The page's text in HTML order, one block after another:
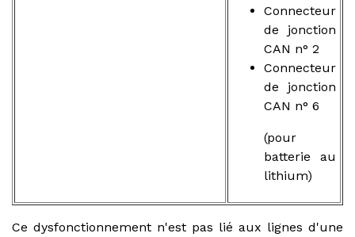
Connecteur
de jonction
CAN n° 2
Connecteur
de jonction
CAN n° 6
(pour
batterie au
lithium)
Ce dysfonctionnement n'est pas lié aux lignes d'une